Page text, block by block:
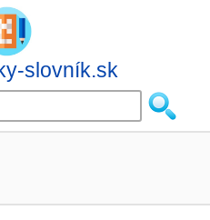
slovník.sk